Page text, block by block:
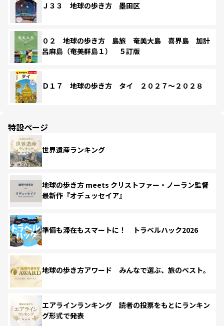
Ｊ３３ 地球の歩き方 墨田区
０２ 地球の歩き方 島旅 奄美大島 喜界島 加計
呂麻島（奄美群島１） ５訂版
Ｄ１７ 地球の歩き方 タイ ２０２７～２０２８
特設ページ
世界遺産ランキング
地球の歩き方 meets クリストファー・ノーラン監督
最新作『オデュッセイア』
準備も滞在もスマートに！ トラベルハック2026
地球の歩き方アワード みんなで選ぶ、旅のベスト。
エアラインランキング 読者の投票をもとにランキン
グ形式で発表